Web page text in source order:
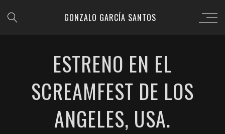
GONZALO GARCÍA SANTOS
ESTRENO EN EL
SCREAMFEST DE LOS
ANGELES, USA.